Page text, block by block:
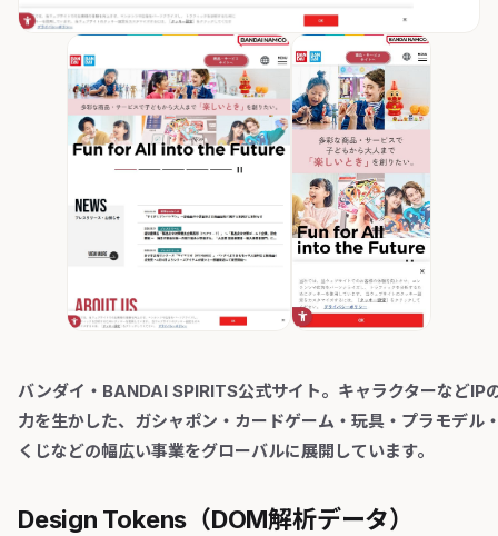
バンダイ・BANDAI SPIRITS公式サイト。キャラクターなどIP
力を生かした、ガシャポン・カードゲーム・玩具・プラモデル
くじなどの幅広い事業をグローバルに展開しています。
Design Tokens（DOM解析データ）